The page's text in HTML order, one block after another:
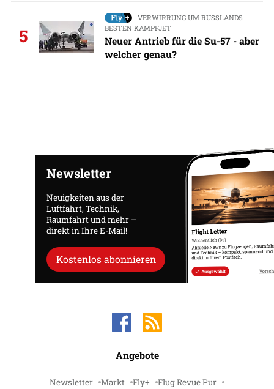
5
VERWIRRUNG UM RUSSLANDS
BESTEN KAMPFJET
Neuer Antrieb für die Su-57 - aber
welcher genau?
Newsletter
Neuigkeiten aus der
Luftfahrt, Technik,
Raumfahrt und mehr –
direkt in Ihre E-Mail!
Kostenlos abonnieren
Angebote
Newsletter Markt Fly+ Flug Revue Pur